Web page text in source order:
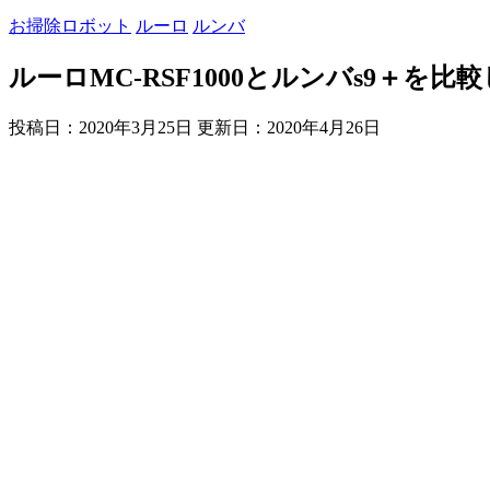
お掃除ロボット ルーロ ルンバ
ルーロMC-RSF1000とルンバs9＋を比
投稿日：2020年3月25日 更新日： 2020年4月26日